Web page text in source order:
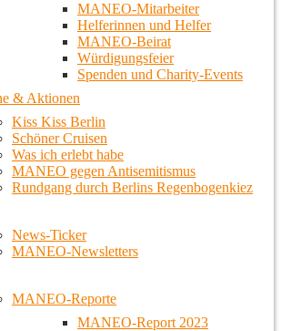
MANEO-Mitarbeiter
Helferinnen und Helfer
MANEO-Beirat
Würdigungsfeier
Spenden und Charity-Events
& Aktionen
Kiss Kiss Berlin
Schöner Cruisen
Was ich erlebt habe
MANEO gegen Antisemitismus
Rundgang durch Berlins Regenbogenkiez
News-Ticker
MANEO-Newsletters
MANEO-Reporte
MANEO-Report 2023